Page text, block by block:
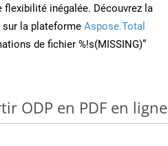
inégalée. Découvrez la
sur la plateforme Aspose.Total
de fichier %!s(MISSING)”
ODP en PDF en ligne